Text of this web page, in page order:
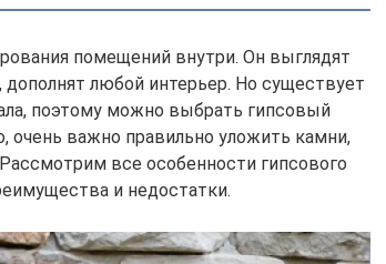
помещений внутри. Он выглядят
любой интерьер. Но существует
поэтому можно выбрать гипсовый
очень важно правильно уложить камни,
все особенности гипсового
и недостатки.